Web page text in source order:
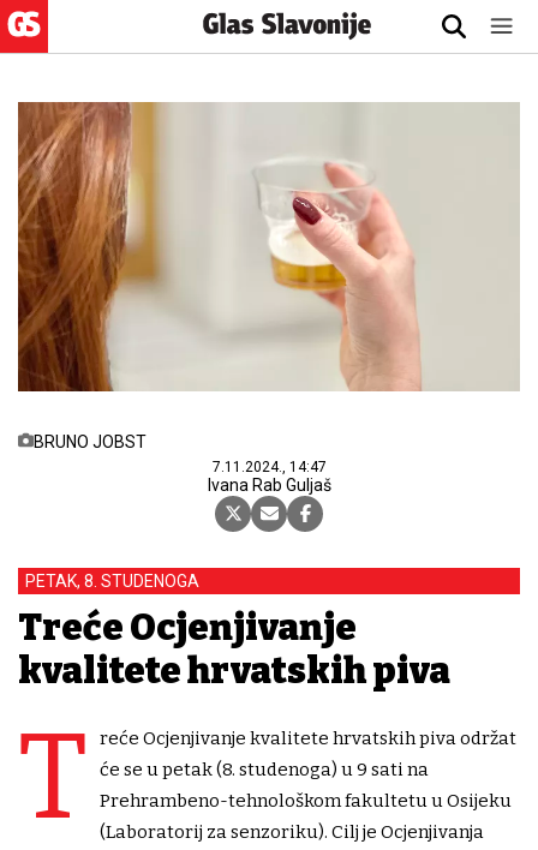
BRUNO JOBST
7.11.2024., 14:47
Ivana Rab Guljaš
PETAK, 8. STUDENOGA
Treće Ocjenjivanje
kvalitete hrvatskih piva
T
reće Ocjenjivanje kvalitete hrvatskih piva održat
će se u petak (8. studenoga) u 9 sati na
Prehrambeno-tehnološkom fakultetu u Osijeku
(Laboratorij za senzoriku). Cilj je Ocjenjivanja